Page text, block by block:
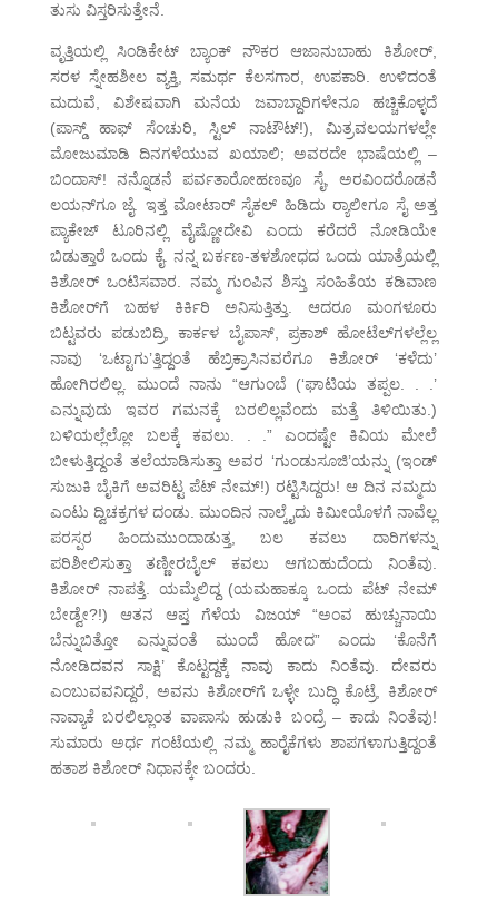
ತುಸು ವಿಸ್ತರಿಸುತ್ತೇನೆ.
ವೃತ್ತಿಯಲ್ಲಿ ಸಿಂಡಿಕೇಟ್ ಬ್ಯಾಂಕ್ ನೌಕರ ಆಜಾನುಬಾಹು ಕಿಶೋರ್,
ಸರಳ ಸ್ನೇಹಶೀಲ ವ್ಯಕ್ತಿ, ಸಮರ್ಥ ಕೆಲಸಗಾರ, ಉಪಕಾರಿ. ಉಳಿದಂತೆ
ಮದುವೆ, ವಿಶೇಷವಾಗಿ ಮನೆಯ ಜವಾಬ್ದಾರಿಗಳೇನೂ ಹಚ್ಚಿಕೊಳ್ಳದೆ
(ಪಾಸ್ಡ್ ಹಾಫ್ ಸೆಂಚುರಿ, ಸ್ಟಿಲ್ ನಾಟೌಟ್!), ಮಿತ್ರವಲಯಗಳಲ್ಲೇ
ಮೋಜುಮಾಡಿ ದಿನಗಳೆಯುವ ಖಯಾಲಿ; ಅವರದೇ ಭಾಷೆಯಲ್ಲಿ –
ಬಿಂದಾಸ್! ನನ್ನೊಡನೆ ಪರ್ವತಾರೋಹಣವೂ ಸೈ, ಅರವಿಂದರೊಡನೆ
ಲಯನ್‌ಗೂ ಜೈ. ಇತ್ತ ಮೋಟಾರ್ ಸೈಕಲ್ ಹಿಡಿದು ರ‍್ಯಾಲೀಗೂ ಸೈ ಅತ್ತ
ಪ್ಯಾಕೇಜ್ ಟೂರಿನಲ್ಲಿ ವೈಷ್ಣೋದೇವಿ ಎಂದು ಕರೆದರೆ ನೋಡಿಯೇ
ಬಿಡುತ್ತಾರೆ ಒಂದು ಕೈ. ನನ್ನ ಬರ್ಕಣ-ತಳಶೋಧದ ಒಂದು ಯಾತ್ರೆಯಲ್ಲಿ
ಕಿಶೋರ್ ಒಂಟಿಸವಾರ. ನಮ್ಮ ಗುಂಪಿನ ಶಿಸ್ತು ಸಂಹಿತೆಯ ಕಡಿವಾಣ
ಕಿಶೋರ್‌ಗೆ ಬಹಳ ಕಿರ್ಕಿರಿ ಅನಿಸುತ್ತಿತ್ತು. ಆದರೂ ಮಂಗಳೂರು
ಬಿಟ್ಟವರು ಪಡುಬಿದ್ರಿ, ಕಾರ್ಕಳ ಬೈಪಾಸ್, ಪ್ರಕಾಶ್ ಹೋಟೆಲ್‌ಗಳಲ್ಲೆಲ್ಲ
ನಾವು ‘ಒಟ್ಟಾಗು’ತ್ತಿದ್ದಂತೆ ಹೆಬ್ರಿಕ್ರಾಸಿನವರೆಗೂ ಕಿಶೋರ್ ‘ಕಳೆದು’
ಹೋಗಿರಲಿಲ್ಲ. ಮುಂದೆ ನಾನು “ಆಗುಂಬೆ (‘ಘಾಟಿಯ ತಪ್ಪಲ. . .’
ಎನ್ನುವುದು ಇವರ ಗಮನಕ್ಕೆ ಬರಲಿಲ್ಲವೆಂದು ಮತ್ತೆ ತಿಳಿಯಿತು.)
ಬಳಿಯಲ್ಲೆಲ್ಲೋ ಬಲಕ್ಕೆ ಕವಲು. . .” ಎಂದಷ್ಟೇ ಕಿವಿಯ ಮೇಲೆ
ಬೀಳುತ್ತಿದ್ದಂತೆ ತಲೆಯಾಡಿಸುತ್ತಾ ಅವರ ‘ಗುಂಡುಸೂಜಿ’ಯನ್ನು (ಇಂಡ್
ಸುಜುಕಿ ಬೈಕಿಗೆ ಅವರಿಟ್ಟ ಪೆಟ್ ನೇಮ್!) ರಟ್ಟಿಸಿದ್ದರು! ಆ ದಿನ ನಮ್ಮದು
ಎಂಟು ದ್ವಿಚಕ್ರಗಳ ದಂಡು. ಮುಂದಿನ ನಾಲ್ಕೈದು ಕಿಮೀಯೊಳಗೆ ನಾವೆಲ್ಲ
ಪರಸ್ಪರ ಹಿಂದುಮುಂದಾಡುತ್ತ, ಬಲ ಕವಲು ದಾರಿಗಳನ್ನು
ಪರಿಶೀಲಿಸುತ್ತಾ ತಣ್ಣೀರಬೈಲ್ ಕವಲು ಆಗಬಹುದೆಂದು ನಿಂತೆವು.
ಕಿಶೋರ್ ನಾಪತ್ತೆ. ಯಮ್ಮೆಲಿದ್ದ (ಯಮಹಾಕ್ಕೂ ಒಂದು ಪೆಟ್ ನೇಮ್
ಬೇಡ್ವೇ?!) ಆತನ ಆಪ್ತ ಗೆಳೆಯ ವಿಜಯ್ “ಅಂವ ಹುಚ್ಚುನಾಯಿ
ಬೆನ್ನುಬಿತ್ತೋ ಎನ್ನುವಂತೆ ಮುಂದೆ ಹೋದ” ಎಂದು ‘ಕೊನೆಗೆ
ನೋಡಿದವನ ಸಾಕ್ಷಿ’ ಕೊಟ್ಟದ್ದಕ್ಕೆ ನಾವು ಕಾದು ನಿಂತೆವು. ದೇವರು
ಎಂಬುವವನಿದ್ದರೆ, ಅವನು ಕಿಶೋರ್‌ಗೆ ಒಳ್ಳೇ ಬುದ್ಧಿ ಕೊಟ್ರೆ, ಕಿಶೋರ್
ನಾವ್ಯಾಕೆ ಬರಲಿಲ್ಲಾಂತ ವಾಪಾಸು ಹುಡುಕಿ ಬಂದ್ರೆ – ಕಾದು ನಿಂತೆವು!
ಸುಮಾರು ಅರ್ಧ ಗಂಟೆಯಲ್ಲಿ ನಮ್ಮ ಹಾರೈಕೆಗಳು ಶಾಪಗಳಾಗುತ್ತಿದ್ದಂತೆ
ಹತಾಶ ಕಿಶೋರ್ ನಿಧಾನಕ್ಕೇ ಬಂದರು.